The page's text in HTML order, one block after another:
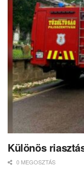
Különös
0 MEGOSZTÁS